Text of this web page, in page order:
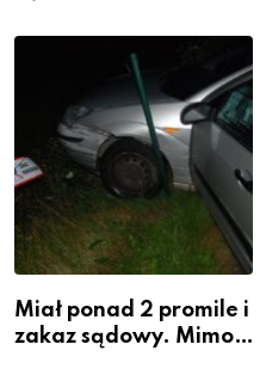
zawodem przyszłości i
gdzie się go nauczyć?
Miał ponad 2 promile i
zakaz sądowy. Mimo